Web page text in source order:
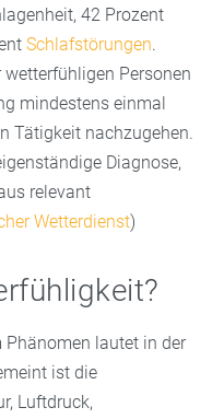
42 Prozent
Schlafstörungen.
wetterfühligen Personen
mindestens einmal
Tätigkeit nachzugehen.
Diagnose,
relevant
Wetterdienst)
Phänomen lautet in der
ist die
Luftdruck,